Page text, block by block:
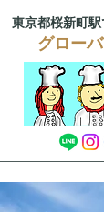
東京都桜新町駅
グロー